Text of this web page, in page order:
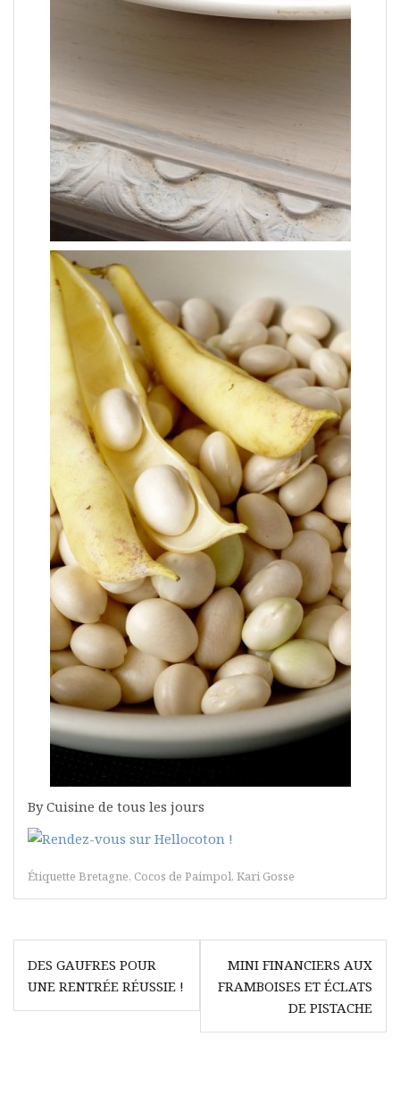
By Cuisine de tous les jours
Étiquette Bretagne, Cocos de Paimpol, Kari Gosse
Navigation
de
l’article
DES GAUFRES POUR
UNE RENTRÉE RÉUSSIE !
MINI FINANCIERS AUX
FRAMBOISES ET ÉCLATS
DE PISTACHE